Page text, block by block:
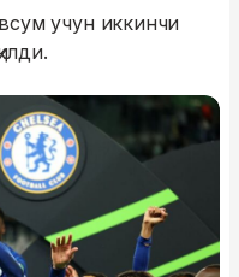
учун иккинчи